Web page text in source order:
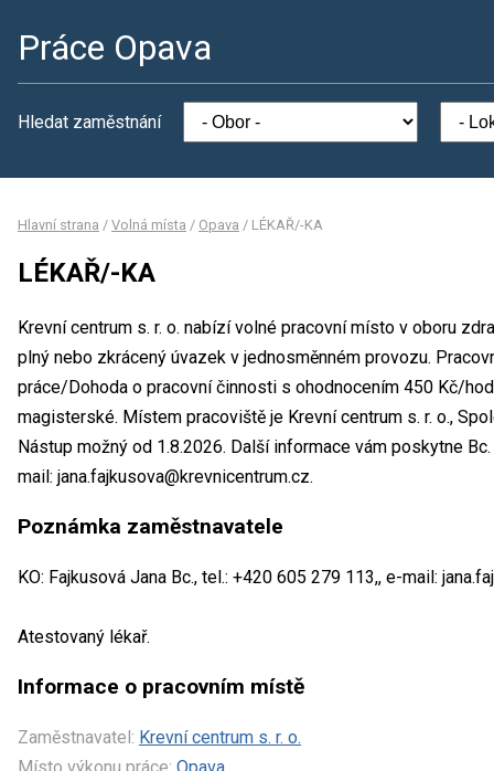
Práce Opava
Hledat zaměstnání
Hlavní strana / Volná místa / Opava / LÉKAŘ/-KA
LÉKAŘ/-KA
Krevní centrum s. r. o. nabízí volné pracovní místo v oboru
plný nebo zkrácený úvazek v jednosměnném provozu.
práce/Dohoda o pracovní činnosti s ohodnocením 450 Kč/
magisterské. Místem pracoviště je Krevní centrum s. r. o.,
Nástup možný od 1.8.2026. Další informace vám poskytne
mail: jana.fajkusova@krevnicentrum.cz.
Poznámka zaměstnavatele
KO: Fajkusová Jana Bc., tel.: +420 605 279 113,, e-mail:
Atestovaný lékař.
Informace o pracovním místě
Zaměstnavatel: Krevní centrum s. r. o.